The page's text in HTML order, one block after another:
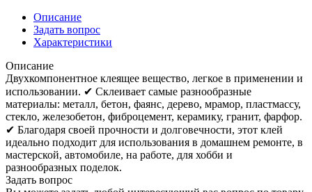
Описание
Задать вопрос
Характеристики
Описание
Двухкомпонентное клеящее вещество, легкое в применении и
использовании. ✔ Склеивает самые разнообразные
материалы: металл, бетон, фаянс, дерево, мрамор, пластмассу,
стекло, железобетон, фиброцемент, керамику, гранит, фарфор.
✔ Благодаря своей прочности и долговечности, этот клей
идеально подходит для использования в домашнем ремонте, в
мастерской, автомобиле, на работе, для хобби и
разнообразных поделок.
Задать вопрос